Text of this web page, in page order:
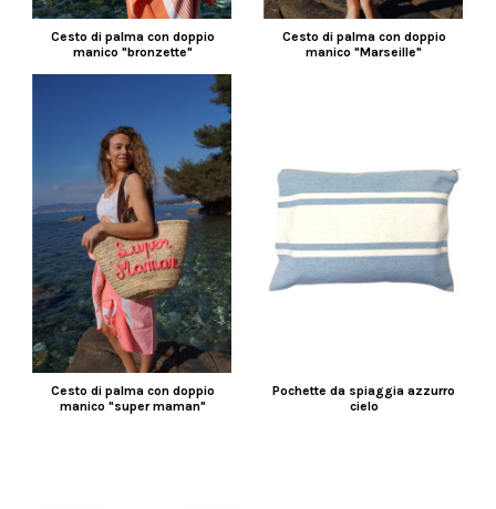
Cesto di palma con doppio
manico "bronzette"
Cesto di palma con doppio
manico "Marseille"
Cesto di palma con doppio
manico "super maman"
Pochette da spiaggia azzurro
cielo